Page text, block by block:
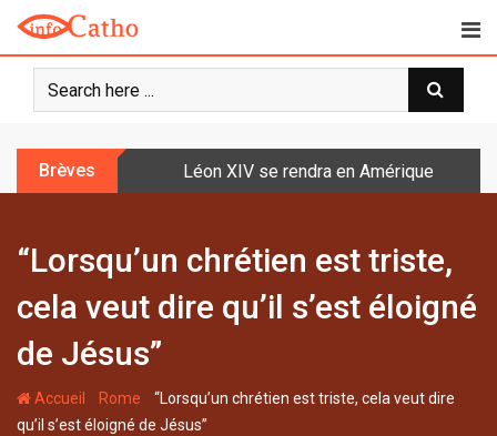
o
Brèves Léon XIV se rendra en Amérique latine à
“Lorsqu’un chrétien est triste,
cela veut dire qu’il s’est éloigné
de Jésus”
Accueil - Rome -“Lorsqu’un chrétien est triste, cela veut dire
qu’il s’est éloigné de Jésus”